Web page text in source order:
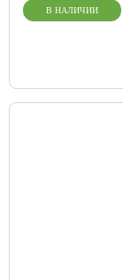
В НАЛИЧИИ